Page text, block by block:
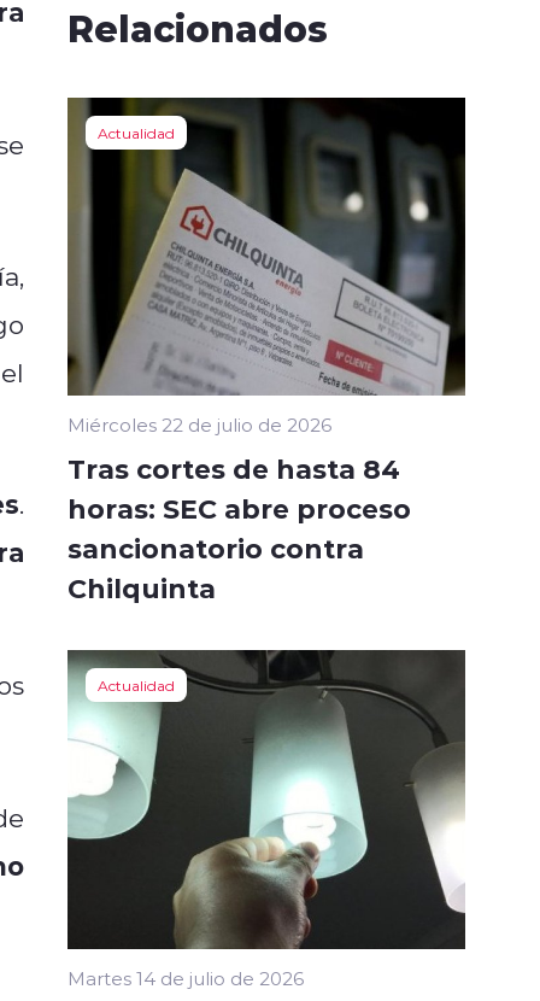
.
Relacionados
Actualidad
Miércoles 22 de julio de 2026
Tras cortes de hasta 84
horas: SEC abre proceso
sancionatorio contra
Chilquinta
Actualidad
Martes 14 de julio de 2026